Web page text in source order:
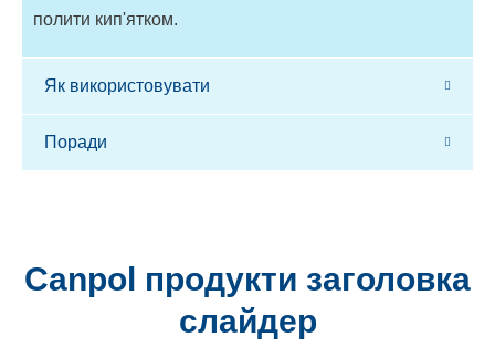
полити кип'ятком.
Як використовувати
Поради
Canpol продукти заголовка
слайдер